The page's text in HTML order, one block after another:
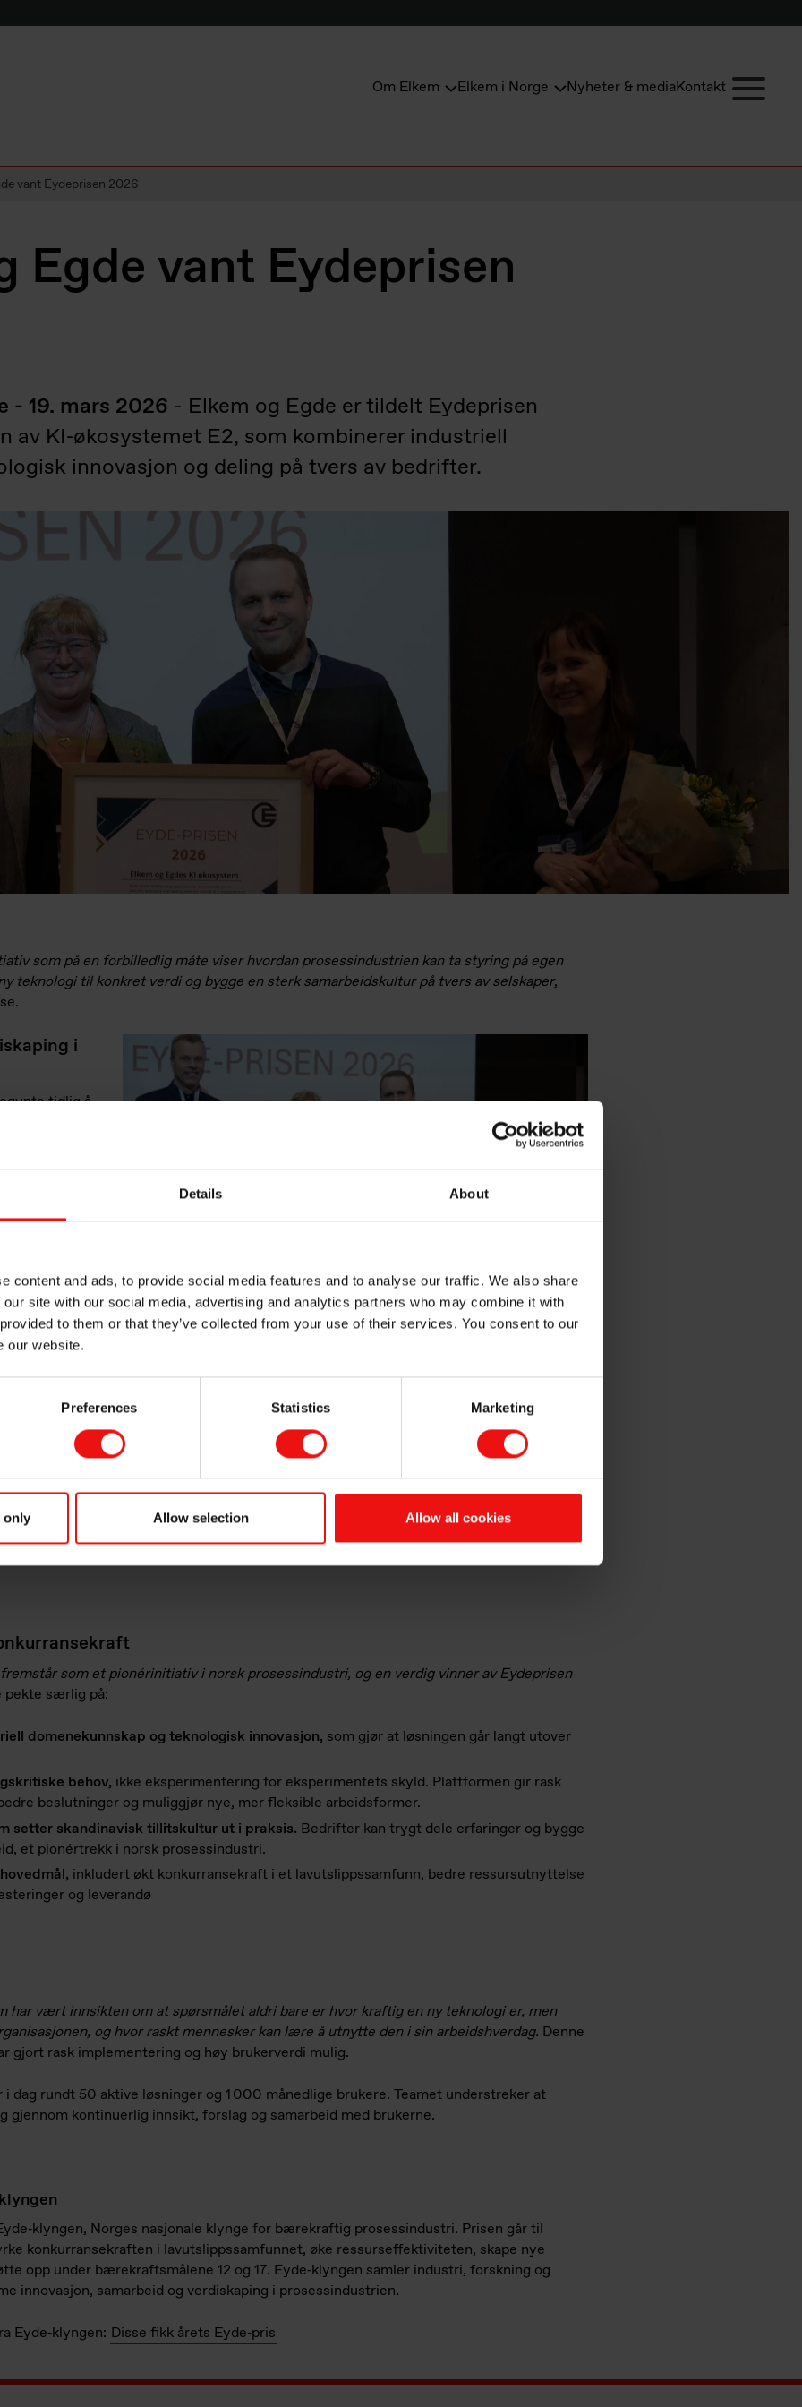
Details About
content and ads, to provide social media features and to analyse our traffic. We also share
site with our social media, advertising and analytics partners who may combine it with
to them or that they’ve collected from your use of their services. You consent to our
our website.
Preferences Statistics Marketing
only Allow selection Allow all cookies
Om Elkem Elkem i Norge Nyheter & mediaKontakt
vant Eydeprisen 2026
Egde vant Eydeprisen
- 19. mars 2026 - Elkem og Egde er tildelt Eydeprisen
av KI‑økosystemet E2, som kombinerer industriell
innovasjon og deling på tvers av bedrifter.
som på en forbilledlig måte viser hvordan prosessindustrien kan ta styring på egen
teknologi til konkret verdi og bygge en sterk samarbeidskultur på tvers av selskaper,
Prisutdeling: Elkem/Edge mottok Eydeprisen 2026 (Foto: Birte Hegerlund)
i
tidlig å
KI, og
chatbot
tett med
og
hadde fått
andre
eksterne
derfor
KI‑plattform for IP‑sikker deling, som gjør det mulig for ulike bedrifter å samarbeide om å
KI for verdiskaping. E2 har allerede sine første partnere, og flere viser interesse.
har bygget opp, skaper allerede målbare verdier.
sammen med Egde. Vi tror den vil kunne gi oss større nedslagsfelt. Dette inspirerer
for å akselerere verdiskapingen med KI i Norge og internasjonalt, sa Elkems
år som et pionérinitiativ i norsk prosessindustri, og en verdig vinner av Eydeprisen
pekte særlig på:
domenekunnskap og teknologisk innovasjon, som gjør at løsningen går langt utover
behov, ikke eksperimentering for eksperimentets skyld. Plattformen gir rask
beslutninger og muliggjør nye, mer fleksible arbeidsformer.
setter skandinavisk tillitskultur ut i praksis. Bedrifter kan trygt dele erfaringer og bygge
et pionértrekk i norsk prosessindustri.
ål, inkludert økt konkurransekraft i et lavutslippssamfunn, bedre ressursutnyttelse
og leverandø
har vært innsikten om at spørsmålet aldri bare er hvor kraftig en ny teknologi er, men
og hvor raskt mennesker kan lære å utnytte den i sin arbeidshverdag. Denne
gjort rask implementering og høy brukerverdi mulig.
i dag rundt 50 aktive løsninger og 1 000 månedlige brukere. Teamet understreker at
gjennom kontinuerlig innsikt, forslag og samarbeid med brukerne.
Norges nasjonale klynge for bærekraftig prosessindustri. Prisen går til
konkurransekraften i lavutslippssamfunnet, øke ressurseffektiviteten, skape nye
opp under bærekraftsmålene 12 og 17. Eyde‑klyngen samler industri, forskning og
innovasjon, samarbeid og verdiskaping i prosessindustrien.
Eyde‑klyngen: Disse fikk årets Eyde‑pris